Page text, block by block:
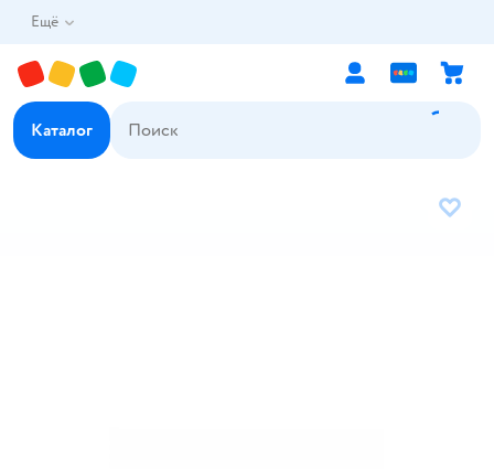
Ещё
Каталог
В